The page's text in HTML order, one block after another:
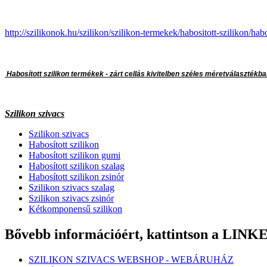
http://szilikonok.hu/szilikon/szilikon-termekek/habositott-szilikon/
Habosított szilikon termékek - zárt cellás kivitelben széles
Szilikon szivacs
Szilikon szivacs
Habosított szilikon
Habosított szilikon gumi
Habosított szilikon szalag
Habosított szilikon zsinór
Szilikon szivacs szalag
Szilikon szivacs zsinór
Kétkomponensű szilikon
Bővebb információért, kattintson a
SZILIKON SZIVACS WEBSHOP - WEBÁRUHÁZ